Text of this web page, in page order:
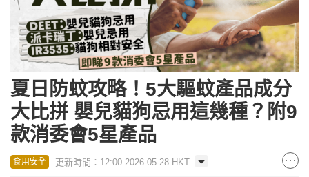
夏日防蚊攻略！5大驅蚊產品成分
大比拼 嬰兒貓狗忌用這幾種？附9
款消委會5星產品
食用安全 更新時間：12:00 2026-05-28 HKT